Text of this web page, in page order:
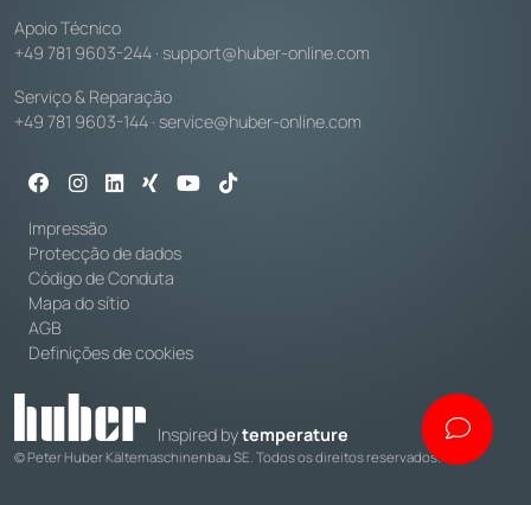
Apoio Técnico
+49 781 9603-244 · support@huber-online.com
Serviço & Reparação
+49 781 9603-144 · service@huber-online.com
Impressão
Protecção de dados
Código de Conduta
Mapa do sítio
AGB
Definições de cookies
Inspired bytemperature
© Peter Huber Kältemaschinenbau SE. Todos os direitos reservados.